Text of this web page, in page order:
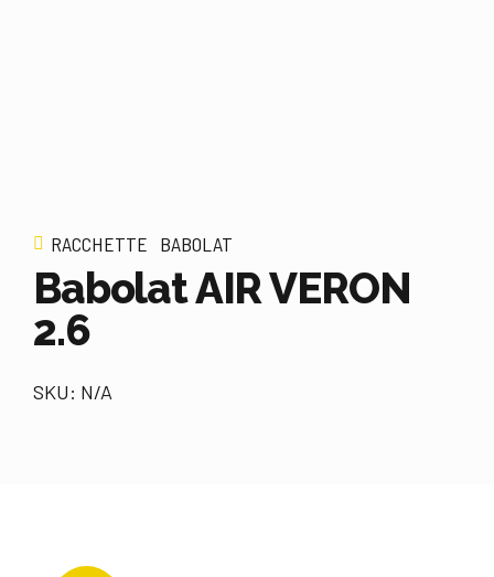
RACCHETTE BABOLAT
Babolat AIR VERON
2.6
SKU: N/A